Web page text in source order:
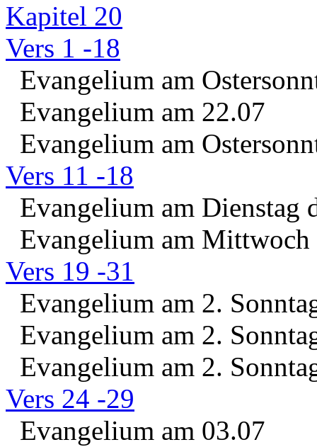
Kapitel 20
Vers 1 -18
Evangelium am
Evangelium am 22.07
Evangelium am
Vers 11 -18
Evangelium am Dienstag
Evangelium am Mittwoch
Vers 19 -31
Evangelium am 2.
Evangelium am 2.
Evangelium am 2.
Vers 24 -29
Evangelium am 03.07